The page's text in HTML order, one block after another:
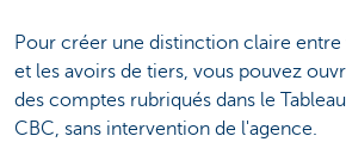
Pour créer une distinction claire
et les avoirs de tiers, vous pouvez
des comptes rubriqués dans le
CBC, sans intervention de l'agence.